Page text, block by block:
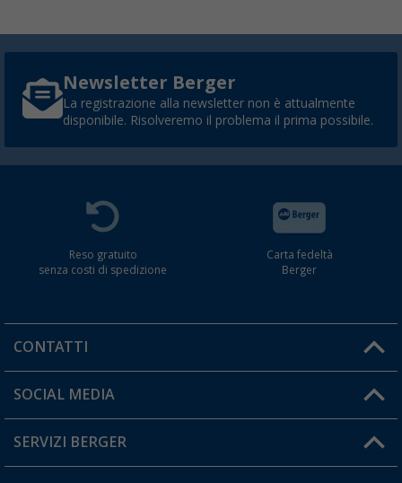
Newsletter Berger
La registrazione alla newsletter non è attualmente
disponibile. Risolveremo il problema il prima possibile.
Reso gratuito
senza costi di spedizione
Carta fedeltà
Berger
CONTATTI
Orari di apertura del servizio:
Hai una domanda?
SOCIAL MEDIA
SERVIZI BERGER